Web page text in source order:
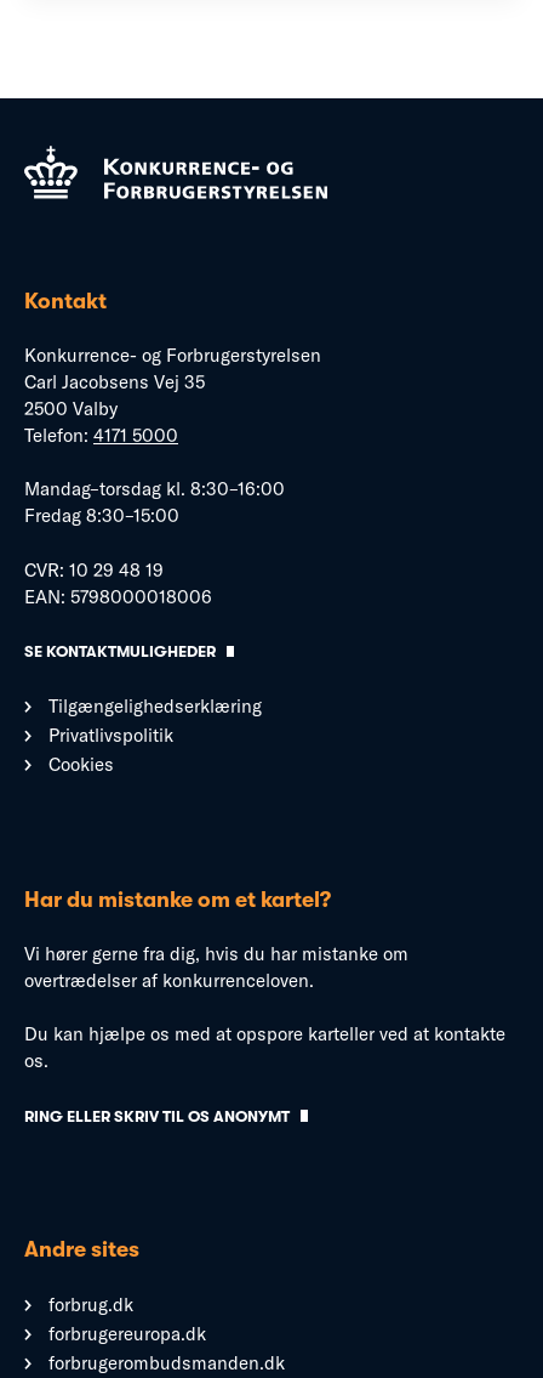
Kontakt
Konkurrence- og Forbrugerstyrelsen
Carl Jacobsens Vej 35
2500 Valby
Telefon: 4171 5000
Mandag–torsdag kl. 8:30–16:00
Fredag 8:30–15:00
CVR: 10 29 48 19
EAN: 5798000018006
SE KONTAKTMULIGHEDER
Tilgængelighedserklæring
Privatlivspolitik
Cookies
Har du mistanke om et kartel?
Vi hører gerne fra dig, hvis du har mistanke om
overtrædelser af konkurrenceloven.
Du kan hjælpe os med at opspore karteller ved at kontakte
os.
RING ELLER SKRIV TIL OS ANONYMT
Andre sites
forbrug.dk
forbrugereuropa.dk
forbrugerombudsmanden.dk